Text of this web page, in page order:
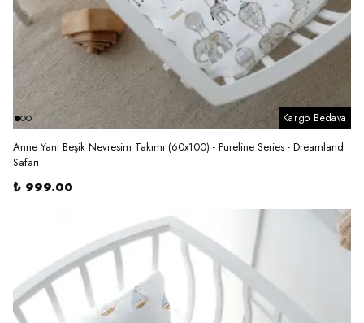
Kargo Bedava
Anne Yanı Beşik Nevresim Takımı (60x100) - Pureline Series - Dreamland
Safari
₺ 999.00